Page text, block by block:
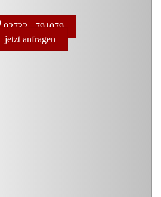
02732 - 791079
jetzt anfragen